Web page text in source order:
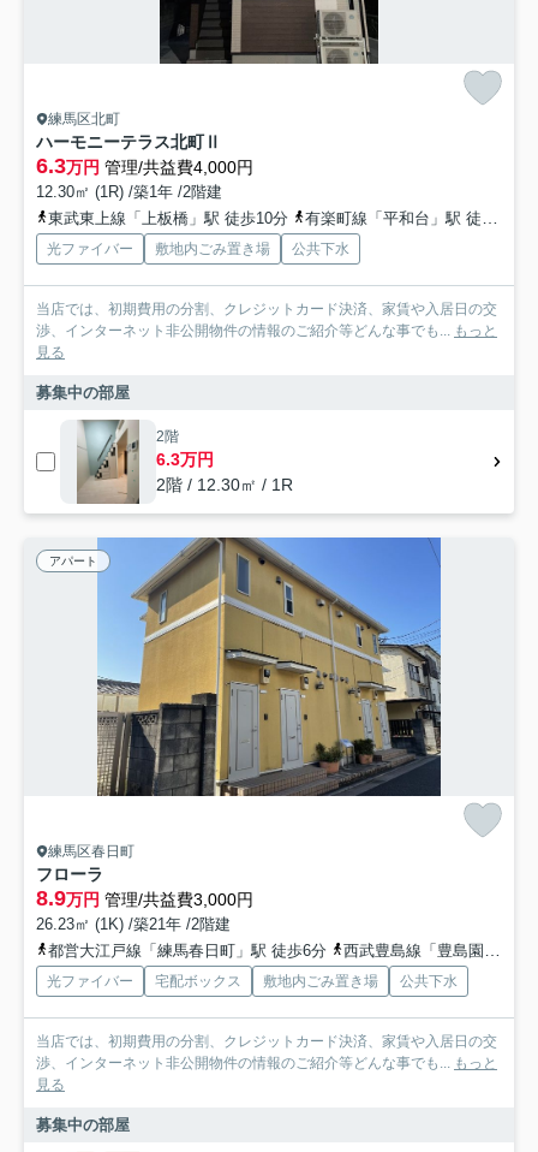
練馬区北町
ハーモニーテラス北町Ⅱ
6.3万円 管理/共益費4,000円
12.30㎡ (1R) /築1年 /2階建
東武東上線「上板橋」駅 徒歩10分
有楽町線「平和台」駅 徒歩23分
光ファイバー 敷地内ごみ置き場 公共下水
当店では、初期費用の分割、クレジットカード決済、家賃や入居日の交
渉、インターネット非公開物件の情報のご紹介等どんな事でも... もっと
見る
募集中の部屋
2階
6.3万円
2階 / 12.30㎡ / 1R
アパート
練馬区春日町
フローラ
8.9万円 管理/共益費3,000円
26.23㎡ (1K) /築21年 /2階建
都営大江戸線「練馬春日町」駅 徒歩6分
西武豊島線「豊島園」駅 徒歩18分
光ファイバー 宅配ボックス 敷地内ごみ置き場 公共下水
当店では、初期費用の分割、クレジットカード決済、家賃や入居日の交
渉、インターネット非公開物件の情報のご紹介等どんな事でも... もっと
見る
募集中の部屋